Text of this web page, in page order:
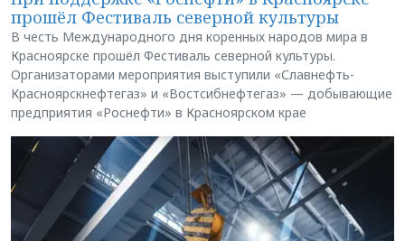
прошёл Фестиваль северной культуры
В честь Международного дня коренных народов мира в
Красноярске прошёл Фестиваль северной культуры.
Организаторами мероприятия выступили «Славнефть-
Красноярскнефтегаз» и «Востсибнефтегаз» — добывающие
предприятия «Роснефти» в Красноярском крае